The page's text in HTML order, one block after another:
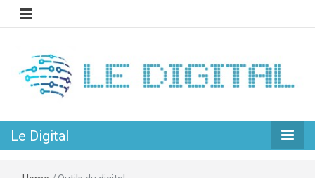
Le Digital
Le Digital